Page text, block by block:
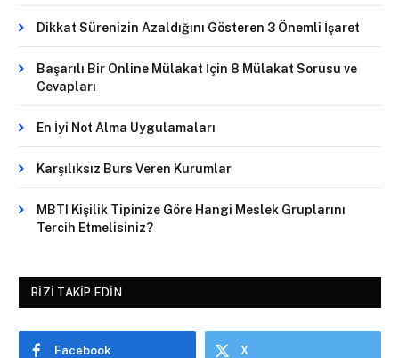
Dikkat Sürenizin Azaldığını Gösteren 3 Önemli İşaret
Başarılı Bir Online Mülakat İçin 8 Mülakat Sorusu ve
Cevapları
En İyi Not Alma Uygulamaları
Karşılıksız Burs Veren Kurumlar
MBTI Kişilik Tipinize Göre Hangi Meslek Gruplarını
Tercih Etmelisiniz?
BIZI TAKIP EDIN
Facebook X